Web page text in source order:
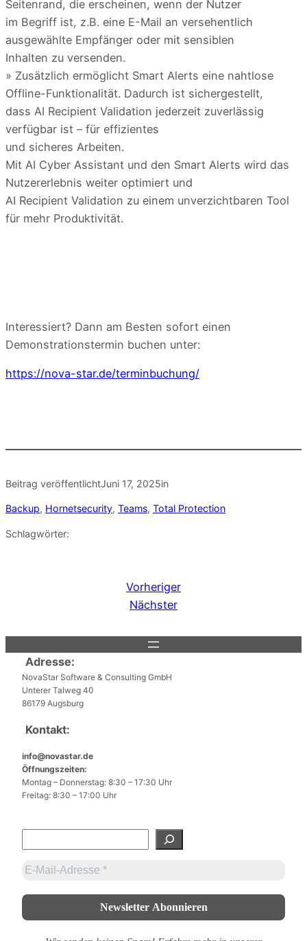
Seitenrand, die erscheinen, wenn der Nutzer
im Begriff ist, z.B. eine E-Mail an versehentlich
ausgewählte Empfänger oder mit sensiblen
Inhalten zu versenden.
» Zusätzlich ermöglicht Smart Alerts eine nahtlose
Offline-Funktionalität. Dadurch ist sichergestellt,
dass AI Recipient Validation jederzeit zuverlässig
verfügbar ist – für effizientes
und sicheres Arbeiten.
Mit AI Cyber Assistant und den Smart Alerts wird das
Nutzererlebnis weiter optimiert und
AI Recipient Validation zu einem unverzichtbaren Tool
für mehr Produktivität.
Interessiert? Dann am Besten sofort einen
Demonstrationstermin buchen unter:
https://nova-star.de/terminbuchung/
Beitrag veröffentlichtJuni 17, 2025in
Backup, Hornetsecurity, Teams, Total Protection
Schlagwörter:
Vorheriger
Nächster
Adresse:
NovaStar Software & Consulting GmbH
Unterer Talweg 40
86179 Augsburg
Kontakt:
info@novastar.de
Öffnungszeiten:
Montag – Donnerstag: 8:30 – 17:30 Uhr
Freitag: 8:30 – 17:00 Uhr
u
c
e